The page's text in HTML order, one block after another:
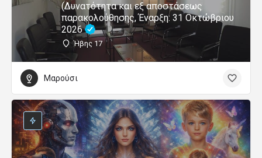
(Δυνατότητα και εξ αποστάσεως
παρακολούθησης, Έναρξη: 31 Οκτώβριου
2026
Ήβης 17
Μαρούσι